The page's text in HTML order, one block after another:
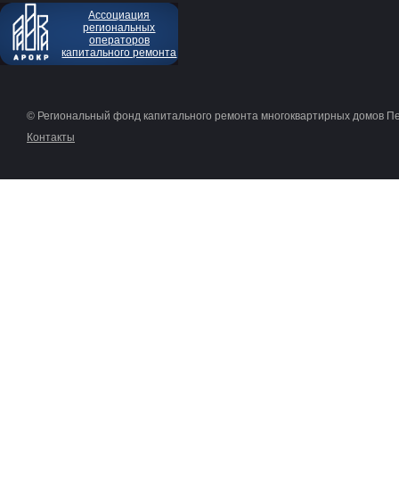
Ассоциация
региональных
операторов
капитального ремонта
© Региональный фонд капитального ремонта многоквартирных домов
Контакты